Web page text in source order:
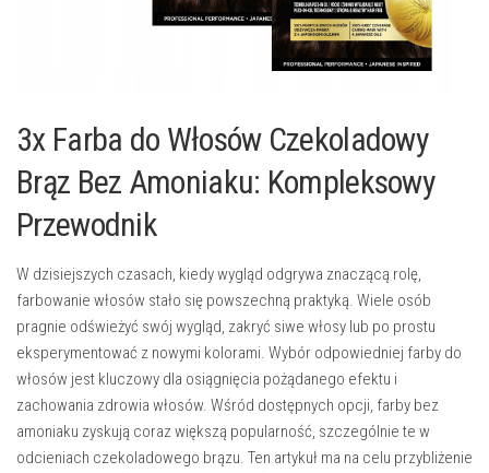
3x Farba do Włosów Czekoladowy
Brąz Bez Amoniaku: Kompleksowy
Przewodnik
W dzisiejszych czasach, kiedy wygląd odgrywa znaczącą rolę,
farbowanie włosów stało się powszechną praktyką. Wiele osób
pragnie odświeżyć swój wygląd, zakryć siwe włosy lub po prostu
eksperymentować z nowymi kolorami. Wybór odpowiedniej farby do
włosów jest kluczowy dla osiągnięcia pożądanego efektu i
zachowania zdrowia włosów. Wśród dostępnych opcji, farby bez
amoniaku zyskują coraz większą popularność, szczególnie te w
odcieniach czekoladowego brązu. Ten artykuł ma na celu przybliżenie